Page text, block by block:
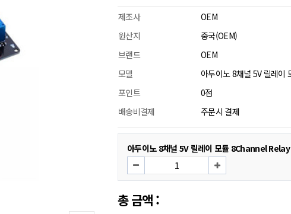
제조사
OEM
원산지
중국(OEM)
브랜드
OEM
모델
아두이노 8채널 5V 릴레
포인트
0점
배송비결제
주문시 결제
아두이노 8채널 5V 릴레이 모듈 8Channel
총 금액 :